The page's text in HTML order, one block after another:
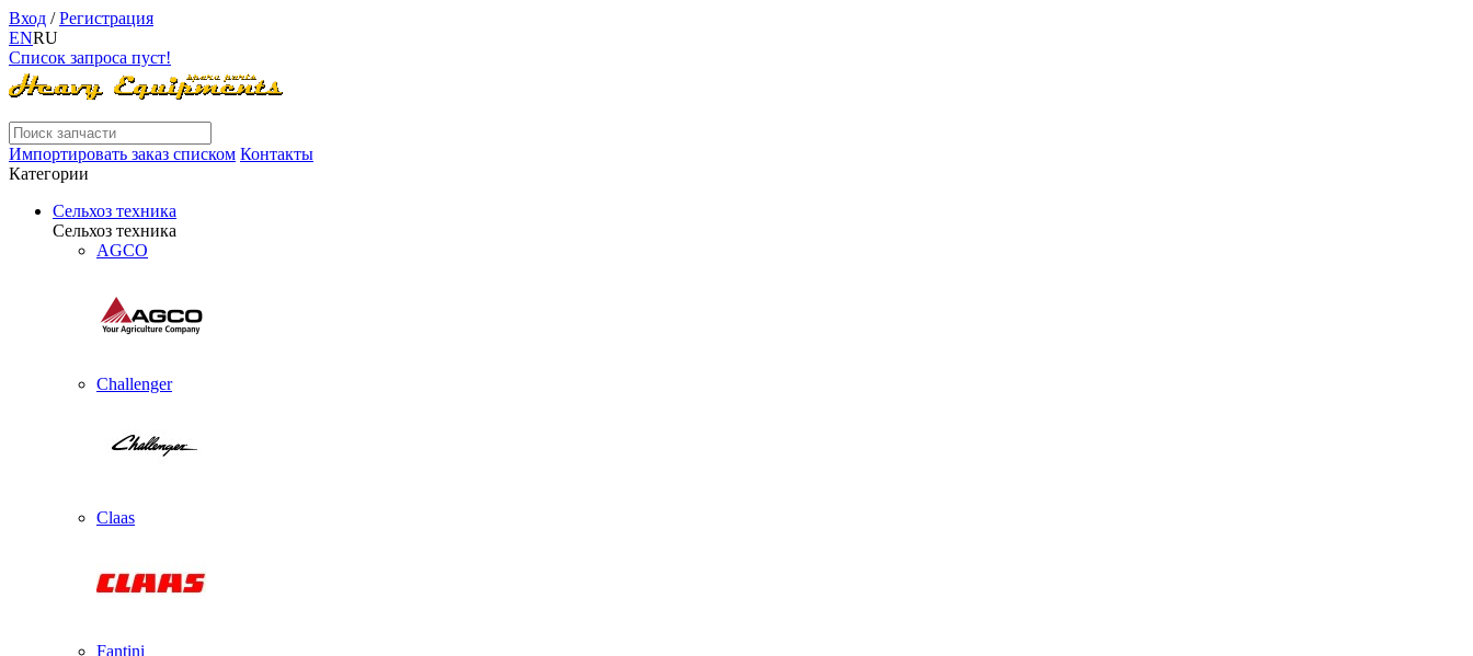
Вход /Регистрация
ENRU
Список запроса пуст!
Импортировать заказ списком Контакты
Категории
Сельхоз техника
Сельхоз техника
AGCO
Challenger
Claas
Fantini